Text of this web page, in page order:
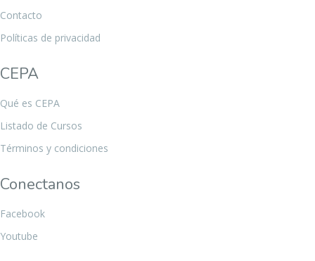
Contacto
Políticas de privacidad
CEPA
Qué es CEPA
Listado de Cursos
Términos y condiciones
Conectanos
Facebook
Youtube